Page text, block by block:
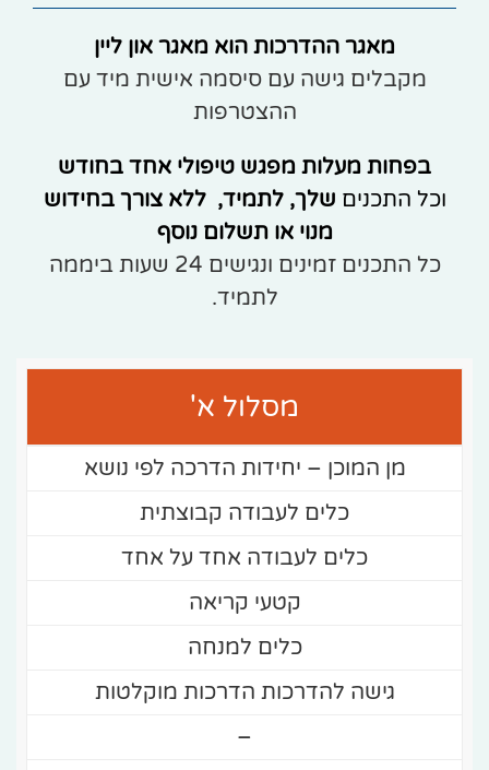
מאגר ההדרכות הוא מאגר און ליין
מקבלים גישה עם סיסמה אישית מיד עם
ההצטרפות
בפחות מעלות מפגש טיפולי אחד בחודש
וכל התכנים שלך, לתמיד, ללא צורך בחידוש
מנוי או תשלום נוסף
כל התכנים זמינים ונגישים 24 שעות ביממה
לתמיד.
מסלול א'
מן המוכן – יחידות הדרכה לפי נושא
כלים לעבודה קבוצתית
כלים לעבודה אחד על אחד
קטעי קריאה
כלים למנחה
גישה להדרכות הדרכות מוקלטות
–